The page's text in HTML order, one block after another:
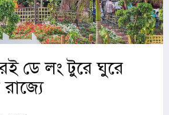
ডে লং টুরে ঘুরে